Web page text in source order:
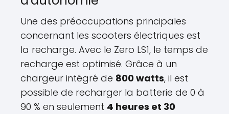
Une des préoccupations principales
concernant les scooters électriques est
la recharge. Avec le Zero LS1, le temps de
recharge est optimisé. Grâce à un
chargeur intégré de 800 watts, il est
possible de recharger la batterie de 0 à
90 % en seulement 4 heures et 30